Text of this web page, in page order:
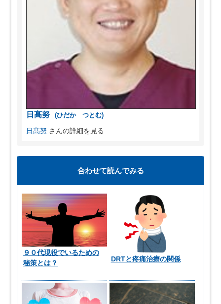
日髙努 (ひだか つとむ)
日髙努 さんの詳細を見る
合わせて読んでみる
９０代現役でいるための
秘策とは？
DRTと疼痛治療の関係